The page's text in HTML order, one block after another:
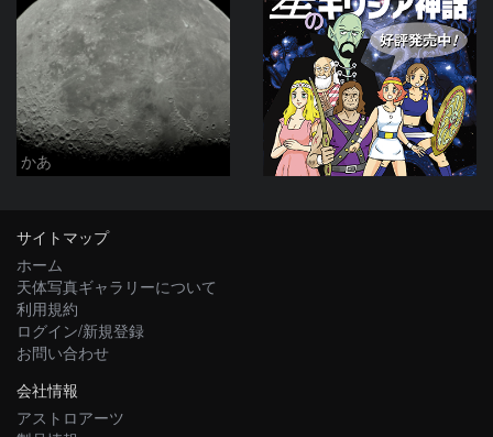
かあ
サイトマップ
ホーム
天体写真ギャラリーについて
利用規約
ログイン/新規登録
お問い合わせ
会社情報
アストロアーツ